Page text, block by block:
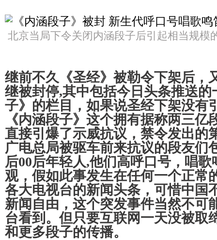
北京当局下令关闭内涵段子后引起相当规模
继前不久《圣经》被勒令下架后，
继被封停,其中包括今日头条推送的
子》的栏目，如果说圣经下架没有
《内涵段子》这个拥有据称两三亿
直接引爆了示威抗议，禁令发出的
广电总局被驱车前来抗议的段友们
后00后年轻人,他们高呼口号，唱
观，假如此事发生在任何一个正常
各大电视台的新闻头条，可惜中国
新闻自由，这个突发事件当然不可
台看到。但只要互联网一天没被取
和更多段子的传播。